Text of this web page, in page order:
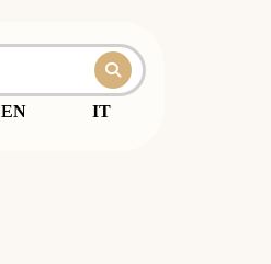
EN IT